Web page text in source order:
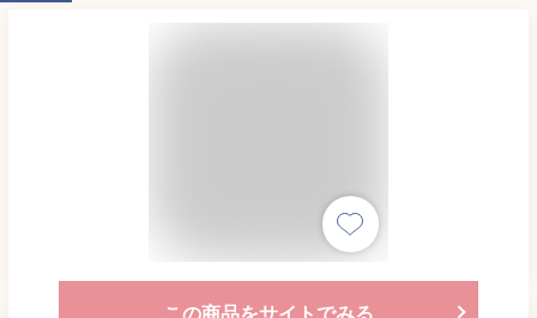
この商品をサイトでみる